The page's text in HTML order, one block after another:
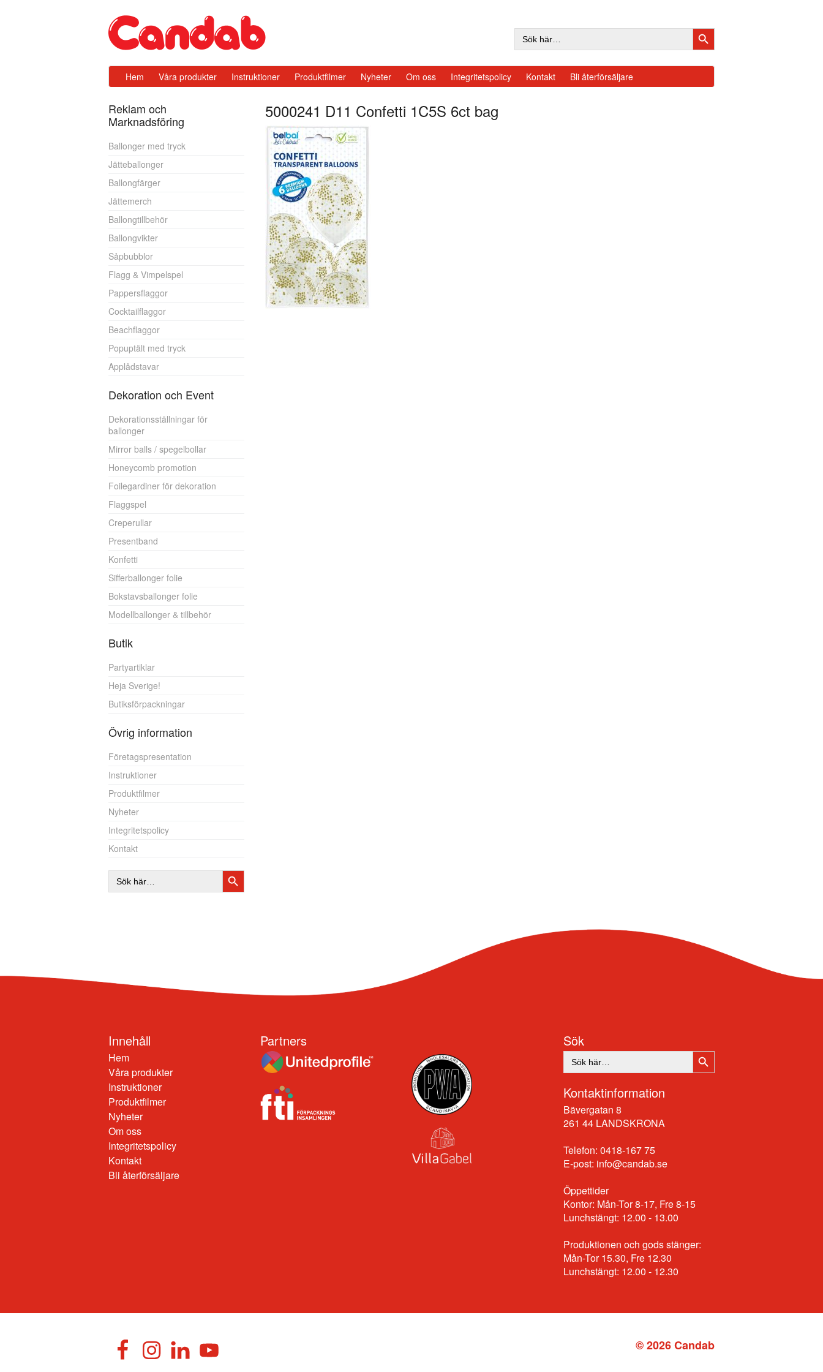
Sök
efter:
SÖKKNAPP
Hem Våra produkter Instruktioner Produktfilmer Nyheter Om oss Integritetspolicy Kontakt Bli återförsäljare
5000241 D11 Confetti 1C5S 6ct bag
Reklam och
Marknadsföring
Ballonger med tryck
Jätteballonger
Ballongfärger
Jättemerch
Ballongtillbehör
Ballongvikter
Såpbubblor
Flagg & Vimpelspel
Pappersflaggor
Cocktailflaggor
Beachflaggor
Popuptält med tryck
Applådstavar
Dekoration och Event
Dekorationsställningar för
ballonger
Mirror balls / spegelbollar
Honeycomb promotion
Foilegardiner för dekoration
Flaggspel
Creperullar
Presentband
Konfetti
Sifferballonger folie
Bokstavsballonger folie
Modellballonger & tillbehör
Butik
Partyartiklar
Heja Sverige!
Butiksförpackningar
Övrig information
Företagspresentation
Instruktioner
Produktfilmer
Nyheter
Integritetspolicy
Kontakt
Sök
efter:
SÖKKNAPP
Innehåll
Hem
Våra produkter
Instruktioner
Produktfilmer
Nyheter
Om oss
Integritetspolicy
Kontakt
Bli återförsäljare
Partners Sök
Sök
efter:
SÖKKNAPP
Kontaktinformation
Bävergatan 8
261 44 LANDSKRONA
Telefon: 0418-167 75
E-post: info@candab.se
Öppettider
Kontor: Mån-Tor 8-17, Fre 8-15
Lunchstängt: 12.00 - 13.00
Produktionen och gods stänger:
Mån-Tor 15.30, Fre 12.30
Lunchstängt: 12.00 - 12.30
© 2026 Candab